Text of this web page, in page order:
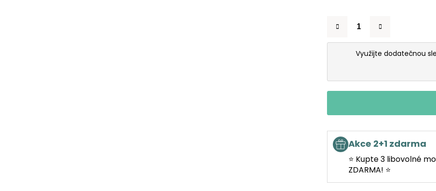
Využijte dodatečnou
Akce 2+1 zdarma
⭐ Kupte 3 libovolné
ZDARMA! ⭐